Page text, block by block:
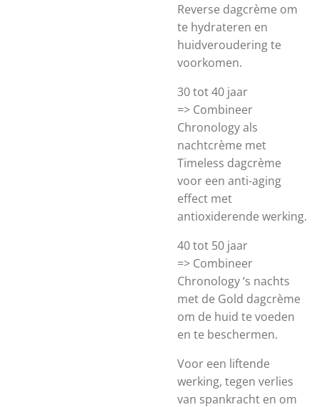
Reverse dagcrème om
te hydrateren en
huidveroudering te
voorkomen.
30 tot 40 jaar
=> Combineer
Chronology als
nachtcrème met
Timeless dagcrème
voor een anti-aging
effect met
antioxiderende werking.
40 tot 50 jaar
=> Combineer
Chronology ‘s nachts
met de Gold dagcrème
om de huid te voeden
en te beschermen.
Voor een liftende
werking, tegen verlies
van spankracht en om